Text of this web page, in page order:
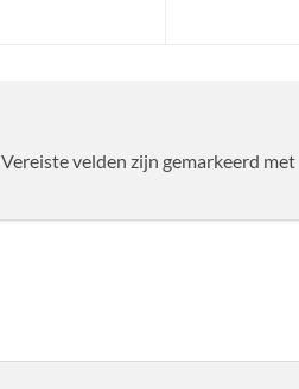
Vereiste velden zijn gemarkeerd met